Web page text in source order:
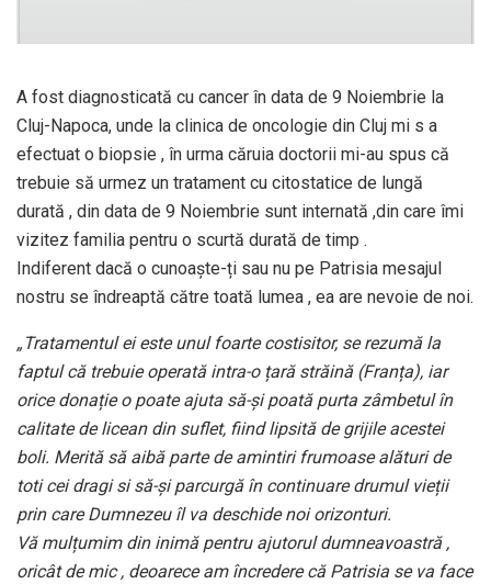
A fost diagnosticată cu cancer în data de 9 Noiembrie la
Cluj-Napoca, unde la clinica de oncologie din Cluj mi s a
efectuat o biopsie , în urma căruia doctorii mi-au spus că
trebuie să urmez un tratament cu citostatice de lungă
durată , din data de 9 Noiembrie sunt internată ,din care îmi
vizitez familia pentru o scurtă durată de timp .
Indiferent dacă o cunoaște-ți sau nu pe Patrisia mesajul
nostru se îndreaptă către toată lumea , ea are nevoie de noi.
„Tratamentul ei este unul foarte costisitor, se rezumă la
faptul că trebuie operată intra-o țară străină (Franța), iar
orice donație o poate ajuta să-și poată purta zâmbetul în
calitate de licean din suflet, fiind lipsită de grijile acestei
boli. Merită să aibă parte de amintiri frumoase alături de
toti cei dragi si să-și parcurgă în continuare drumul vieții
prin care Dumnezeu îl va deschide noi orizonturi.
Vă mulțumim din inimă pentru ajutorul dumneavoastră ,
oricât de mic , deoarece am încredere că Patrisia se va face